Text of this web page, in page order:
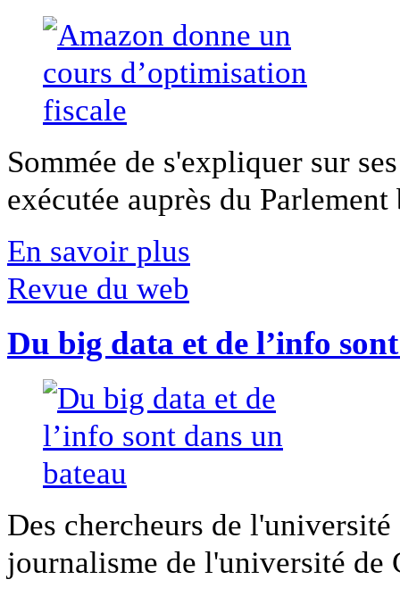
Sommée de s'expliquer sur
exécutée auprès du
En savoir plus
Revue du web
Du big data et de l’info
Des chercheurs de
journalisme de l'université